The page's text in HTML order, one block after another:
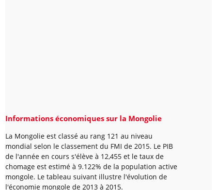
Informations économiques sur la Mongolie
La Mongolie est classé au rang 121 au niveau
mondial selon le classement du FMI de 2015. Le PIB
de l'année en cours s'élève à 12,455 et le taux de
chomage est estimé à 9.122% de la population active
mongole. Le tableau suivant illustre l'évolution de
l'économie mongole de 2013 à 2015.